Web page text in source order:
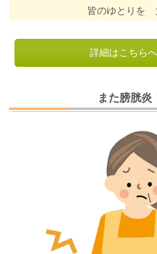
皆のゆとりを
詳細はこちらへ
また膀胱炎